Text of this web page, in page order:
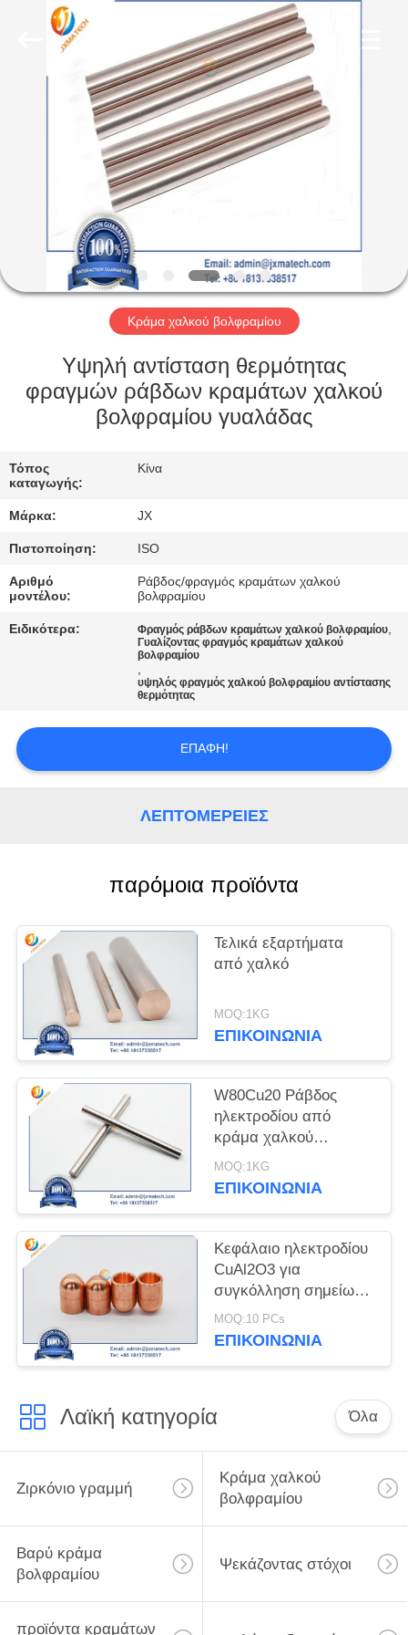
ΠΡΟΪΌΝΤΑ
ΠΕΡΊΠΟΥ
ΕΜΕΊΣ
ΓΎΡΟΣ
ΕΡΓΟΣΤΑΣΊΩΝ
ΜΑΣ
ΕΠΑΦΉ
ΜΕ
ΕΙΔΉΣΕΙΣ
ΠΕΡΙΠΤΏΣΕΙΣ
ΑΠΌΣΠΑΣΜΑ
Κράμα χαλκού βολφραμίου
Υψηλή αντίσταση θερμότητας
φραγμών ράβδων κραμάτων χαλκού
βολφραμίου γυαλάδας
Τόπος
καταγωγής:
Κίνα
Μάρκα: JX
Πιστοποίηση: ISO
Αριθμό
μοντέλου:
Ράβδος/φραγμός κραμάτων χαλκού
βολφραμίου
Ειδικότερα: Φραγμός ράβδων κραμάτων χαλκού βολφραμίου,
Γυαλίζοντας φραγμός κραμάτων χαλκού
βολφραμίου
,
υψηλός φραγμός χαλκού βολφραμίου αντίστασης
θερμότητας
ΕΠΑΦΉ!
ΛΕΠΤΟΜΈΡΕΙΕΣ
παρόμοια προϊόντα
Τελικά εξαρτήματα
από χαλκό
MOQ:1KG
ΕΠΙΚΟΙΝΩΝΊΑ
W80Cu20 Ράβδος
ηλεκτροδίου από
κράμα χαλκού
βολφραμίου
MOQ:1KG
ΕΠΙΚΟΙΝΩΝΊΑ
Κεφάλαιο ηλεκτροδίου
CuAl2O3 για
συγκόλληση σημείων
αντίστασης
MOQ:10 PCs
ΕΠΙΚΟΙΝΩΝΊΑ
Λαϊκή κατηγορία Όλα
Ζιρκόνιο γραμμή
Κράμα χαλκού
βολφραμίου
Βαρύ κράμα
βολφραμίου
Ψεκάζοντας στόχοι
προϊόντα κραμάτων